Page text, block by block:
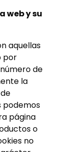
web y su
aquellas
por
de
la
podemos
página
o
no